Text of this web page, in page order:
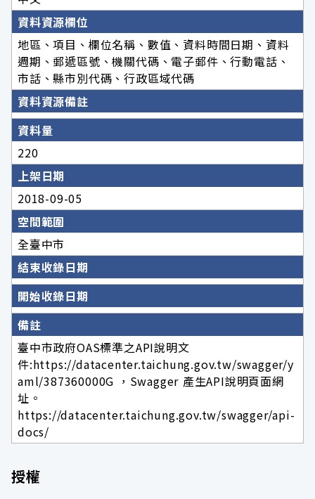
資料資源欄位
地區、項目、欄位名稱、數值、資料時間日期、資料
週期、郵遞區號、機關代碼、電子郵件、行動電話、
市話、縣市別代碼、行政區域代碼
資料資源備註
資料量
220
上架日期
2018-09-05
空間範圍
全臺中市
結束收錄日期
開始收錄日期
備註
臺中市政府OAS標準之API說明文
件:https://datacenter.taichung.gov.tw/swagger/y
aml/387360000G ，Swagger 產生API說明頁面網
址。
https://datacenter.taichung.gov.tw/swagger/api-
docs/
授權